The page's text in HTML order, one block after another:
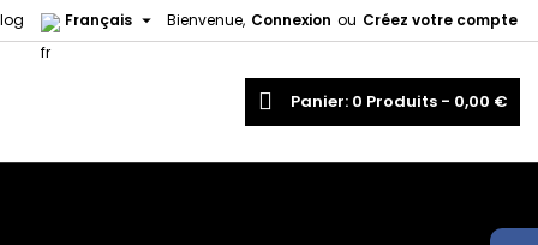
Bienvenue, Connexion ou Créez votre compte
Français 
Panier 0 Produits - 0,00 €